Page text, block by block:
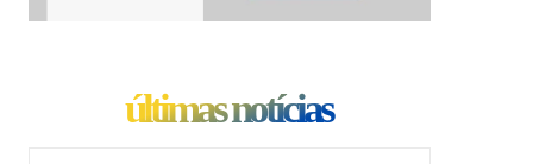
últimas notícias